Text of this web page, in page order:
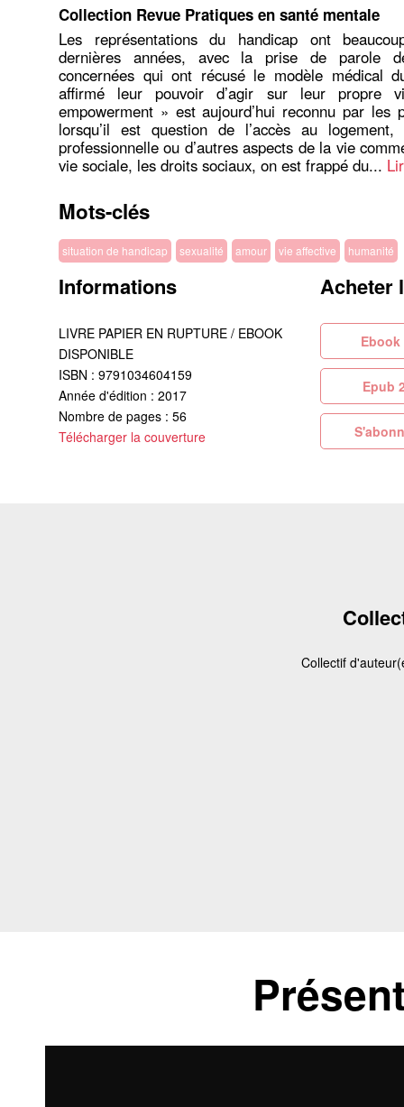
Collection Revue Pratiques en santé mentale
Les représentations du handicap ont
dernières années, avec la prise de parole
concernées qui ont récusé le modèle médical
affirmé leur pouvoir d’agir sur leur propre
empowerment » est aujourd’hui reconnu par les
lorsqu’il est question de l’accès au logement,
professionnelle ou d’autres aspects de la vie
vie sociale, les droits sociaux, on est frappé du...
Mots-clés
situation de handicap sexualité amour vie affective humanité
Informations
LIVRE PAPIER EN RUPTURE / EBOOK
DISPONIBLE
ISBN : 9791034604159
Année d'édition : 2017
Nombre de pages : 56
Télécharger la couverture
Acheter
Collectif